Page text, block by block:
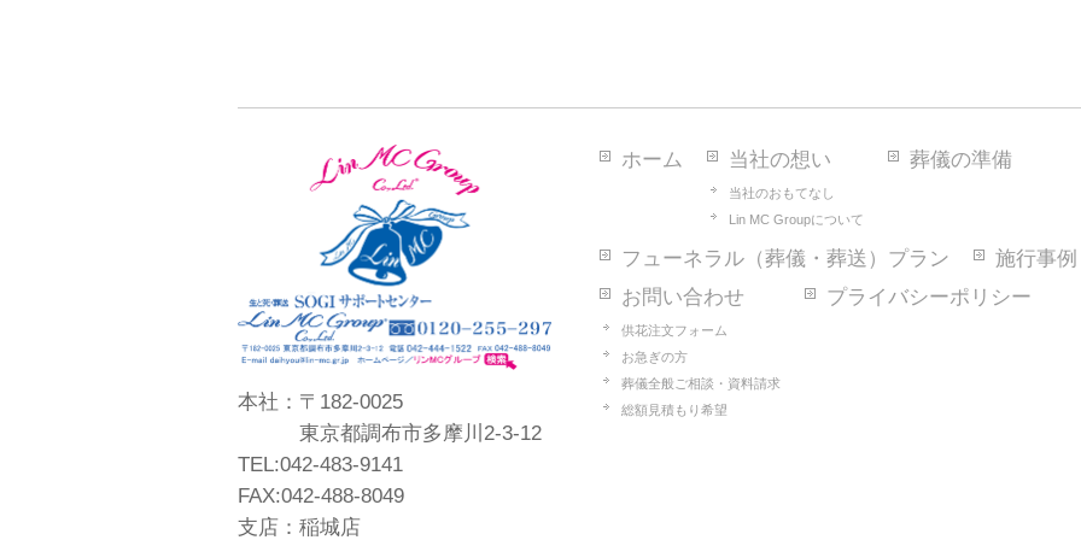
本社：〒182-0025
東京都調布市多摩川2-3-12
TEL:042-483-9141
FAX:042-488-8049
支店：稲城店
ホーム 当社の想い
当社のおもてなし
Lin MC Groupについて
葬儀の準備
フューネラル（葬儀・葬送）プラン
施行事例
お問い合わせ
供花注文フォーム
お急ぎの方
葬儀全般ご相談・資料請求
総額見積もり希望
プライバシーポリシー